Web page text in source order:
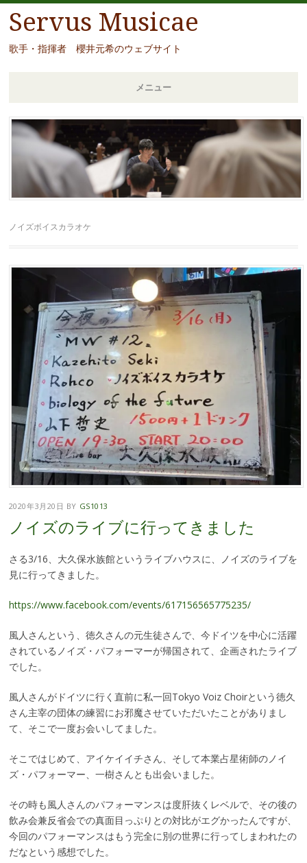
Servus Musicae
歌手・指揮者 櫻井元希のウェブサイト
メニュー
コ
ン
テ
移
ノイズボイスカラオケ
2020年3月20日 BY GS1013
ノイズのライブに行ってきました
さる3/16、大久保水族館というライブハウスに、ノイズのライブを
見に行ってきました。
https://www.facebook.com/events/617156565775235/
風人さんという、徳久さんの元生徒さんで、今ドイツを中心に活躍
されているノイズ・パフォーマーが帰国されて、企画されたライブ
でした。
風人さんがドイツに行く直前に私一回Tokyo Voiz Choirという徳久
さん主宰の団体の練習にお邪魔させていただいたことがありまし
て、そこで一度お会いしてました。
そこではじめて、アイケイイチさん、そして本業占星術師のノイ
ズ・パフォーマー、一樹さんとも出会いました。
その時も風人さんのパフォーマンスは度肝抜くレベルで、その後の
飲み会兼反省会での真面目っぷりとの対比がエグかったんですが、
今回のパフォーマンスはもう完全に別の世界に行ってしまわれたの
だなという感想でした。